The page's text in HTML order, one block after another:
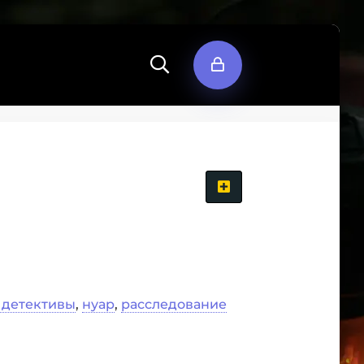
, нуар, расследование